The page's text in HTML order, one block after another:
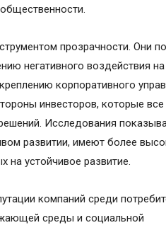
прозрачности. Они
негативного воздействия на
корпоративного
инвесторов, которые
Исследования
развитии, имеют более
на устойчивое развитие.
компаний среди
среды и социальной